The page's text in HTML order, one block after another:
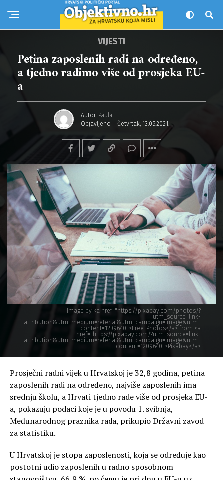
Image by <a href="https://pixabay.com/photos/?
utm_source=link-
attribution&utm_medium=referral&utm_campaign=image&utm_
content=1209640">Free-Photos</a> from <a
href="https://pixabay.com/?utm_source=link-
attribution&utm_medium=referral&utm_campaign=image&utm_
content=1209640">Pixabay</a>
VIJESTI
Petina zaposlenih radi na određeno,
a tjedno radimo više od prosjeka EU-
a
Autor Paula
Objavljeno
Četvrtak, 13.05.2021.
Prosječni radni vijek u Hrvatskoj je 32,8 godina, petina
zaposlenih radi na određeno, najviše zaposlenih ima
srednju školu, a Hrvati tjedno rade više od prosjeka EU-
a, pokazuju podaci koje je u povodu 1. svibnja,
Međunarodnog praznika rada, prikupio Državni zavod
za statistiku.
U Hrvatskoj je stopa zaposlenosti, koja se određuje kao
postotni udio zaposlenih u radno sposobnom